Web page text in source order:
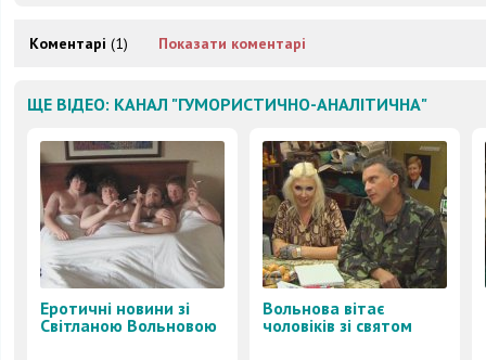
Коментарі (1) Показати коментарі
ЩЕ ВІДЕО: КАНАЛ "ГУМОРИСТИЧНО-АНАЛІТИЧНА"
Еротичні новини зі
Світланою Вольновою
Вольнова вітає
чоловіків зі святом